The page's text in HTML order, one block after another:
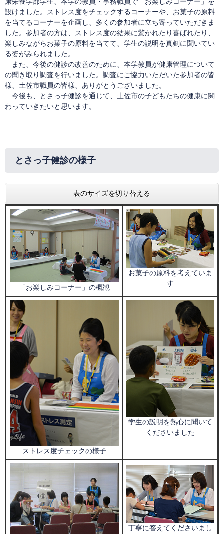
設けました。ストレス度をチェックするコーナーや、お菓子の原料
を当てるコーナーを企画し、多くの参加者に立ち寄っていただきま
した。参加者の方は、ストレス度の結果に驚かれたり喜ばれたり、
楽しみながらお菓子の原料を当てて、学生の説明を真剣に聞いてい
る姿がみられました。
また、今後の健診の改善のために、本学教員が健康管理について
の聞き取り調査を行いました。調査にご協力いただいた参加者の皆
様、土佐市職員の皆様、ありがとうございました。
今後も、とさっ子健診を通じて、土佐市の子どもたちの健康に関
わっていきたいと思います。
とさっ子健診の様子
表のサイズを切り替える
「お楽しみコーナー」の概観
お菓子の原料を考えていま
す
ストレス度チェックの様子
学生の説明を熱心に聞いて
くださいました
丁寧に答えてくださいまし